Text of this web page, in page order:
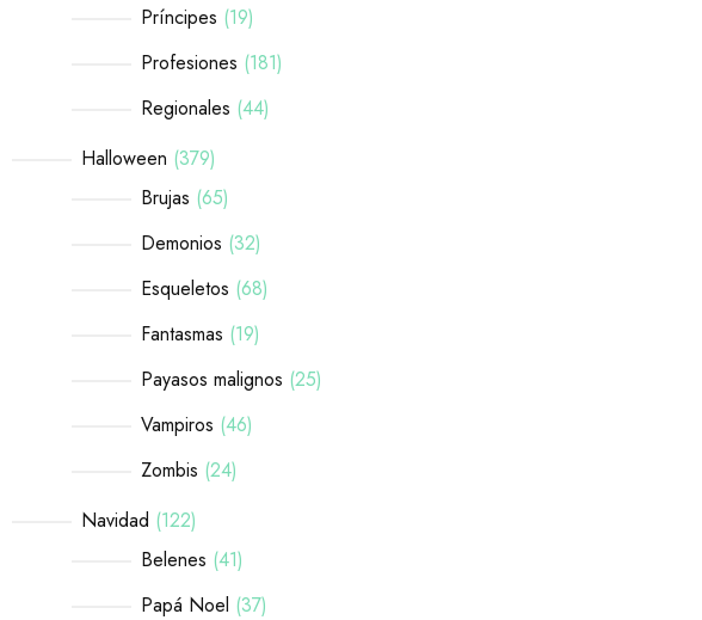
Príncipes 19
Profesiones 181
Regionales 44
Halloween 379
Brujas 65
Demonios 32
Esqueletos 68
Fantasmas 19
Payasos malignos 25
Vampiros 46
Zombis 24
Navidad 122
Belenes 41
Papá Noel 37